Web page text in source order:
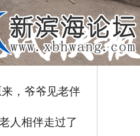
，爷爷见老伴
人相伴走过了